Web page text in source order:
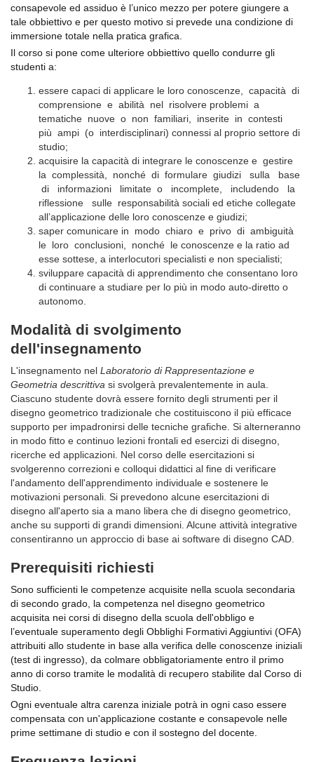
consapevole ed assiduo è l’unico mezzo per potere giungere a
tale obbiettivo e per questo motivo si prevede una condizione di
immersione totale nella pratica grafica.
Il corso si pone come ulteriore obbiettivo quello condurre gli
studenti a:
essere capaci di applicare le loro conoscenze, capacità di
comprensione e abilità nel risolvere problemi a
tematiche nuove o non familiari, inserite in contesti
più ampi (o interdisciplinari) connessi al proprio settore di
studio;
acquisire la capacità di integrare le conoscenze e gestire
la complessità, nonché di formulare giudizi sulla base
di informazioni limitate o incomplete, includendo la
riflessione sulle responsabilità sociali ed etiche collegate
all’applicazione delle loro conoscenze e giudizi;
saper comunicare in modo chiaro e privo di ambiguità
le loro conclusioni, nonché le conoscenze e la ratio ad
esse sottese, a interlocutori specialisti e non specialisti;
sviluppare capacità di apprendimento che consentano loro
di continuare a studiare per lo più in modo auto-diretto o
autonomo.
Modalità di svolgimento
dell'insegnamento
L'insegnamento nel Laboratorio di Rappresentazione e
Geometria descrittiva si svolgerà prevalentemente in aula.
Ciascuno studente dovrà essere fornito degli strumenti per il
disegno geometrico tradizionale che costituiscono il più efficace
supporto per impadronirsi delle tecniche grafiche. Si alterneranno
in modo fitto e continuo lezioni frontali ed esercizi di disegno,
ricerche ed applicazioni. Nel corso delle esercitazioni si
svolgerenno correzioni e colloqui didattici al fine di verificare
l'andamento dell'apprendimento individuale e sostenere le
motivazioni personali. Si prevedono alcune esercitazioni di
disegno all'aperto sia a mano libera che di disegno geometrico,
anche su supporti di grandi dimensioni. Alcune attività integrative
consentiranno un approccio di base ai software di disegno CAD.
Prerequisiti richiesti
Sono sufficienti le competenze acquisite nella scuola secondaria
di secondo grado, la competenza nel disegno geometrico
acquisita nei corsi di disegno della scuola dell'obbligo e
l’eventuale superamento degli Obblighi Formativi Aggiuntivi (OFA)
attribuiti allo studente in base alla verifica delle conoscenze iniziali
(test di ingresso), da colmare obbligatoriamente entro il primo
anno di corso tramite le modalità di recupero stabilite dal Corso di
Studio.
Ogni eventuale altra carenza iniziale potrà in ogni caso essere
compensata con un'applicazione costante e consapevole nelle
prime settimane di studio e con il sostegno del docente.